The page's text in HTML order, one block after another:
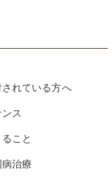
れている方へ
ス
こと
治療